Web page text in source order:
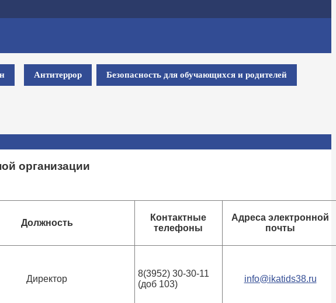
Антитеррор Безопасность для обучающихся и родителей
организации
Должность
Контактные
телефоны
Адреса электронной
почты
Директор
8(3952) 30-30-11
(доб 103)
info@ikatids38.ru